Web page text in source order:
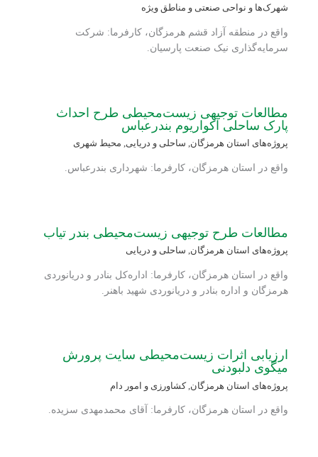
شهرک‌ها و نواحی صنعتی و مناطق ویژه
واقع در منطقه آزاد قشم هرمزگان، کارفرما: شرکت
سرمایه‌گذاری نیک صنعت پارسیان.
مطالعات توجیهی زیست‌محیطی طرح احداث
پارک ساحلی آکواریوم بندرعباس
پروژه‌های استان هرمزگان, ساحلی و دریایی, محیط شهری
واقع در استان هرمزگان، کارفرما: شهرداری بندرعباس.
مطالعات طرح توجیهی زیست‌محیطی بندر تیاب
پروژه‌های استان هرمزگان, ساحلی و دریایی
واقع در استان هرمزگان، کارفرما: اداره‌کل بنادر و دریانوردی
هرمزگان و اداره بنادر و دریانوردی شهید باهنر.
ارزیابی اثرات زیست‌محیطی سایت پرورش
میگوی دلبودنی
پروژه‌های استان هرمزگان ,کشاورزی و امور دام
واقع در استان هرمزگان، کارفرما: آقای محمدمهدی سزیده.